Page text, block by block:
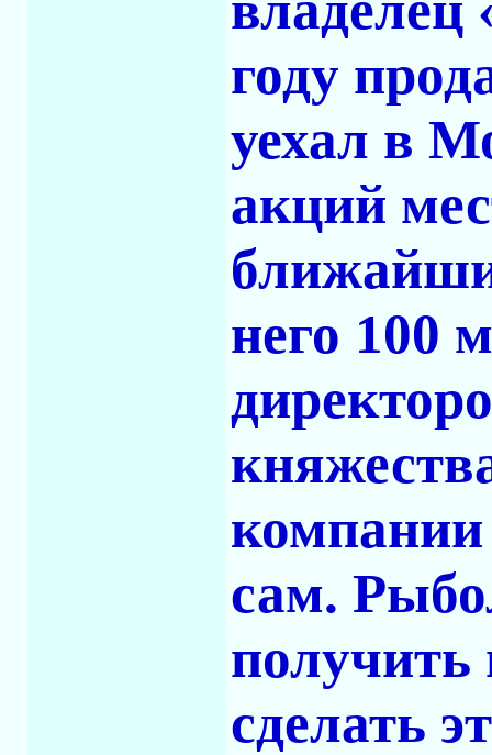
году
уехал в
акций
него 100
компании
сам.
получить
сделать